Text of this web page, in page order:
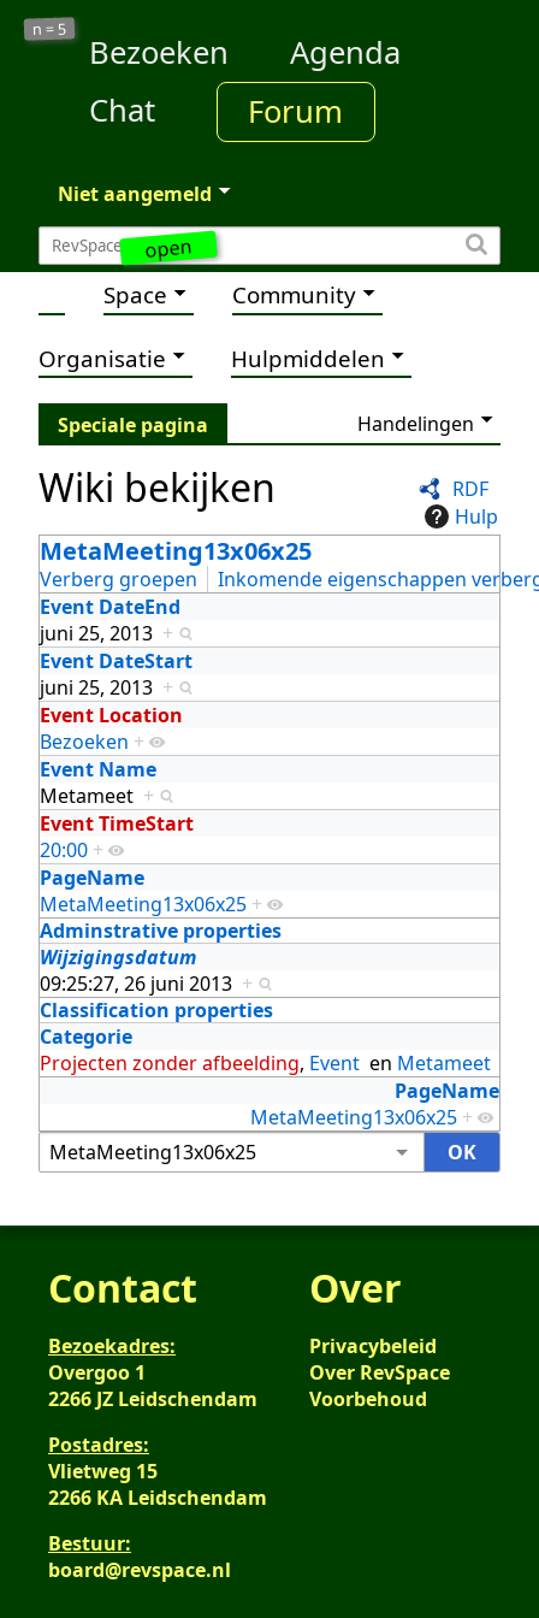
open
n = 5
Bezoeken
Agenda
Chat
Forum
Niet aangemeld
Space Community
Organisatie Hulpmiddelen
Speciale pagina Handelingen
RDF
Hulp
Wiki bekijken
MetaMeeting13x06x25
Verberg groepen
Inkomende eigenschappen
Event DateEnd
juni 25, 2013 +
Event DateStart
juni 25, 2013 +
Event Location
Bezoeken +
Event Name
Metameet +
Event TimeStart
20:00 +
PageName
MetaMeeting13x06x25 +
Adminstrative properties
Wijzigingsdatum
09:25:27, 26 juni 2013 +
Classification properties
Categorie
Projecten zonder afbeelding, Event en Metameet
PageName
MetaMeeting13x06x25 +
Contact
Bezoekadres:
Overgoo 1
2266 JZ Leidschendam
Postadres:
Vlietweg 15
2266 KA Leidschendam
Bestuur:
board@revspace.nl
Over
Privacybeleid
Over RevSpace
Voorbehoud